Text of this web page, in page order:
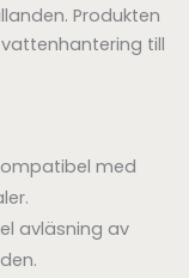
Produkten
till
med
avläsning av